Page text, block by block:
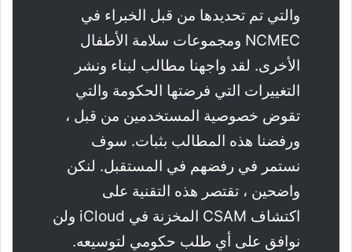
والتي تم تحديدها من قبل الخبراء في
NCMEC ومجموعات سلامة الأطفال
الأخرى. لقد واجهنا مطالب لبناء ونشر
التغييرات التي فرضتها الحكومة والتي
تقوض خصوصية المستخدمين من قبل ،
ورفضنا هذه المطالب بثبات. سوف
نستمر في رفضهم في المستقبل. لنكن
واضحين ، تقتصر هذه التقنية على
اكتشاف CSAM المخزنة في iCloud ولن
نوافق على أي طلب حكومي لتوسيعه.